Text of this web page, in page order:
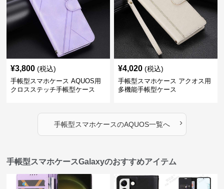
¥3,800 (税込)
手帳型スマホケース AQUOS用
クロスステッチ手帳型ケース
¥4,020 (税込)
手帳型スマホケース アクオス用
多機能手帳型ケース
手帳型スマホケースのAQUOS一覧へ ›
手帳型スマホケースGalaxyのおすすめアイテム